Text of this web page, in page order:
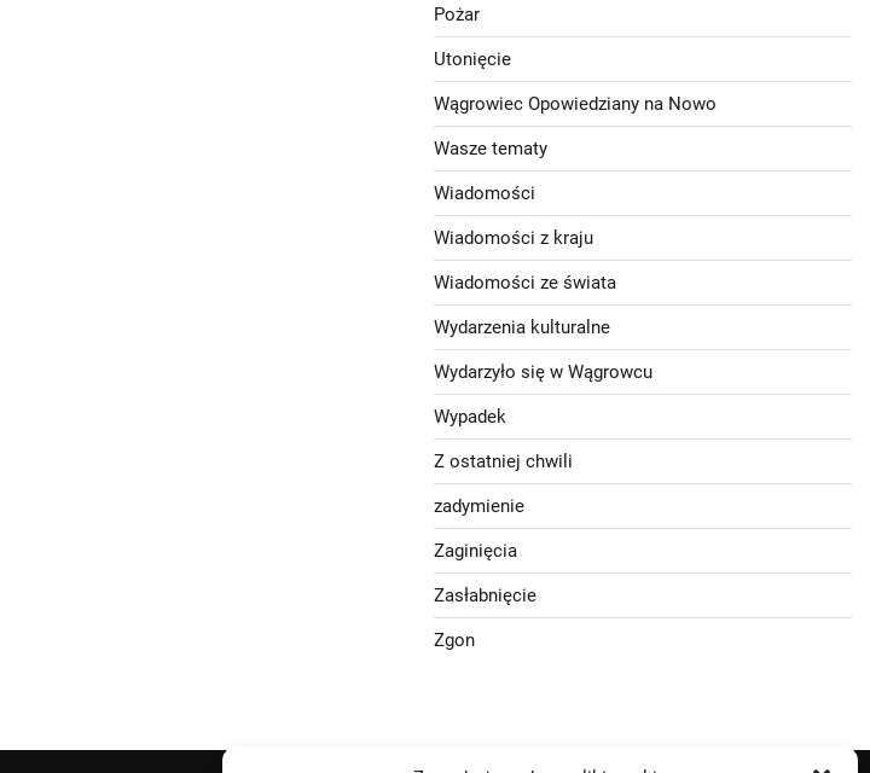
Pożar
Utonięcie
Wągrowiec Opowiedziany na Nowo
Wasze tematy
Wiadomości
Wiadomości z kraju
Wiadomości ze świata
Wydarzenia kulturalne
Wydarzyło się w Wągrowcu
Wypadek
Z ostatniej chwili
zadymienie
Zaginięcia
Zasłabnięcie
Zgon